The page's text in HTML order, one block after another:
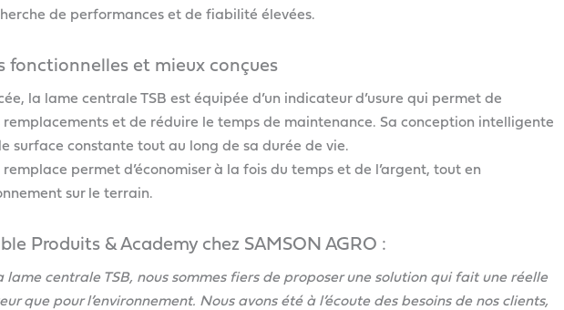
de performances et de fiabilité élevées.
fonctionnelles et mieux conçues
la lame centrale TSB est équipée d’un indicateur d’usure qui permet de
et de réduire le temps de maintenance. Sa conception intelligente
surface constante tout au long de sa durée de vie.
permet d’économiser à la fois du temps et de l’argent, tout en
sur le terrain.
Produits & Academy chez SAMSON AGRO :
centrale TSB, nous sommes fiers de proposer une solution qui fait une réelle
que pour l’environnement. Nous avons été à l’écoute des besoins de nos clients,